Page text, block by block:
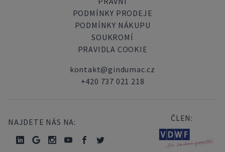
PODMÍNKY PRODEJE
PODMÍNKY NÁKUPU
SOUKROMÍ
PRAVIDLA COOKIE
kontakt@gindumac.cz
+420 737 021 218
NAJDETE NÁS NA: ČLEN: